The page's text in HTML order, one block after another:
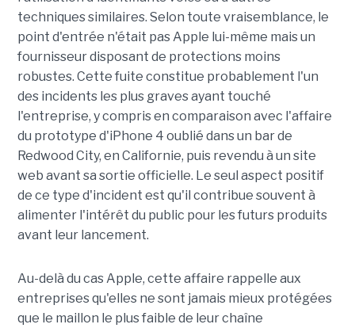
techniques similaires. Selon toute vraisemblance, le
point d'entrée n'était pas Apple lui-même mais un
fournisseur disposant de protections moins
robustes. Cette fuite constitue probablement l'un
des incidents les plus graves ayant touché
l'entreprise, y compris en comparaison avec l'affaire
du prototype d'iPhone 4 oublié dans un bar de
Redwood City, en Californie, puis revendu à un site
web avant sa sortie officielle. Le seul aspect positif
de ce type d'incident est qu'il contribue souvent à
alimenter l'intérêt du public pour les futurs produits
avant leur lancement.
Au-delà du cas Apple, cette affaire rappelle aux
entreprises qu'elles ne sont jamais mieux protégées
que le maillon le plus faible de leur chaîne